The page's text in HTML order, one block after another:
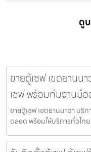
ดู
ขายตู้เซฟ เขตยานน
เซฟ พร้อมทีมงานมื
ขายตู้เซฟ เขตยานนาวา บริ
ตลอด พร้อมให้บริการทั่วไทย